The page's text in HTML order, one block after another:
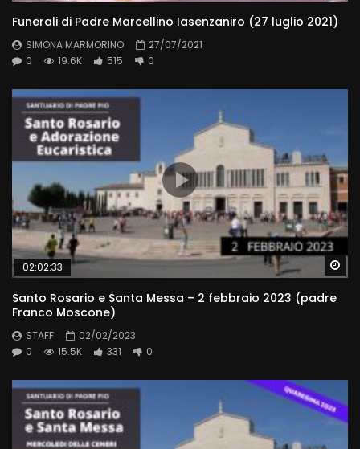
Funerali di Padre Marcellino Iasenzaniro (27 luglio 2021)
SIMONA MARMORINO
27/07/2021
0
19.6K 515 0
02:02:33
Santo Rosario e Santa Messa – 2 febbraio 2023 (padre
Franco Moscone)
STAFF
02/02/2023
0
15.5K 331 0